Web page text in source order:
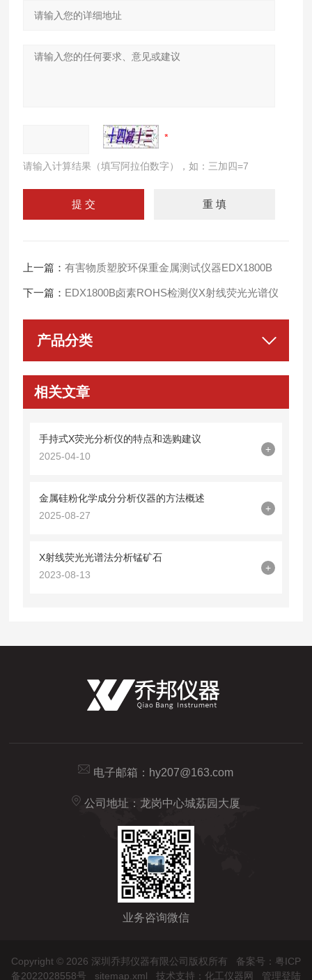
请输入计算结果（填写阿拉伯数字），如：三加四=7
上一篇：有害物质塑胶环保重金属测试仪器EDX1800B
下一篇： EDX1800B卤素ROHS检测仪X射线荧光光谱仪
产品分类
相关文章
手持式X荧光分析仪的特点和选购建议
2025-04-10
+
金属硅粉化学成分分析仪器的方法概述
2025-08-27
+
X射线荧光光谱法分析锰矿石
2023-08-13
+
电子邮箱： hy207@163.com
公司地址：龙岗中心城荔园大厦
业务咨询微信
Copyright © 2026 深圳乔邦仪器有限公司版权所有 备案号：粤ICP
备2022028558号
sitemap.xml 技术支持： 化工仪器网 管理登陆